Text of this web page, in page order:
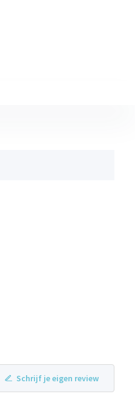
Schrijf je eigen review